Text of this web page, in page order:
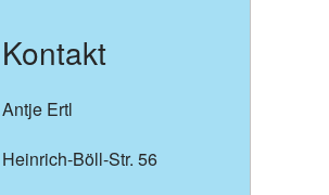
Kontakt
Antje Ertl
Heinrich-Böll-Str. 56